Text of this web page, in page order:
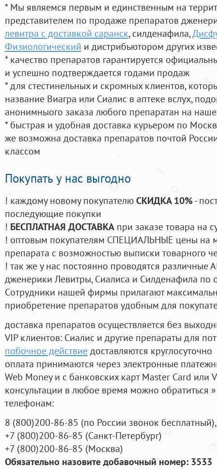
* Мы являемся первым и единственным на
представителем по продаже препаратов
левитра с доставкой саранск, силденафила,
Физиологический и дистрибьютором других
* качество препаратов гарантируется
и успешно подтверждается годами продаж
* для стестинельных и скромных клиентов,
название Виагра или Сиалис в аптеке вслух,
анонимныого заказа любого препаратан на
* быстрая и удобная доставка курьером по
же возможна доставка препаратов почтой
классом
Покупать у нас выгодно
! каждому новому покупателюСКИДКА 10%-
последующие покупки
! БЕСПЛАТНАЯ ДОСТАВКА при заказе товара на
! оптовым покупателям СПЕЦИАЛЬНЫЕ цены на
препарата с возможностью выписки товарного
! так же у нас постоянно проводятся
дженерики Левитры, Сиалиса и Силденафила по
Cотрудники нашей фирмы прилагают
приобретение препаратов удобным для
доставка препаратов осуществляется без
VIP клиентов: Сиалис и другие препараты для
побочное действиедоставляются круглосуточно
оплата принимаются через электронные
Web Money и с банковских карт Master Card или
консультации в любое время можно обратиться
телефонам:
8 (800)200-86-85 (по России звонок бесплатный),
+7 (800)200-86-85 (Санкт-Петербург)
+7 (800)200-86-85 (Москва)
Обязательно назовите добавочный номер: 3533